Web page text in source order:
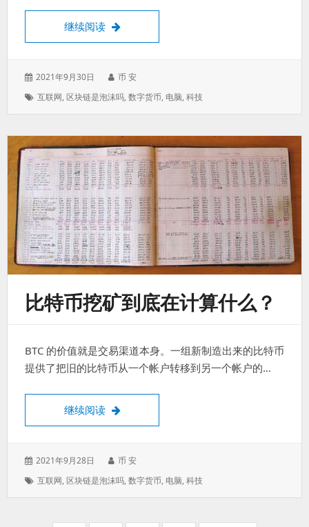
继续阅读 比特币挖矿到底在计算什么？
发
于：
2021年9月30日
作
币 安
标
互联网,区块链是泡沫吗,数字货币, 电脑,科技
比特币挖矿到底在计算什么？
BTC 的价值就是交易渠道本身。一组新制造出来的比特币
提供了把旧的比特币从一个帐户转移到另一个帐户的…
继续阅读 比特币挖矿到底在计算什么？
发
于：
2021年9月28日
作
币 安
标
互联网,区块链是泡沫吗,数字货币, 电脑,科技